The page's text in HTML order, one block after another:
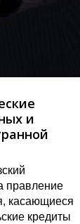
и
правление
касающиеся
кредиты